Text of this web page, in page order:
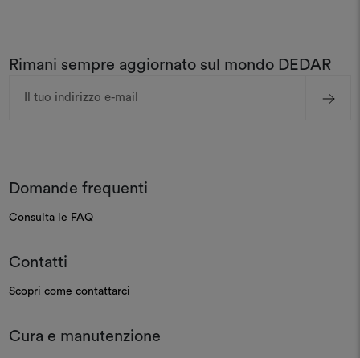
Rimani sempre aggiornato sul mondo DEDAR
Domande frequenti
Consulta le FAQ
Contatti
Scopri come contattarci
Cura e manutenzione